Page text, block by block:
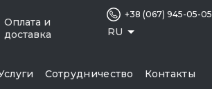
Оплата и
доставка
RU
+38 (067) 945-05-05
Сотрудничество Контакты